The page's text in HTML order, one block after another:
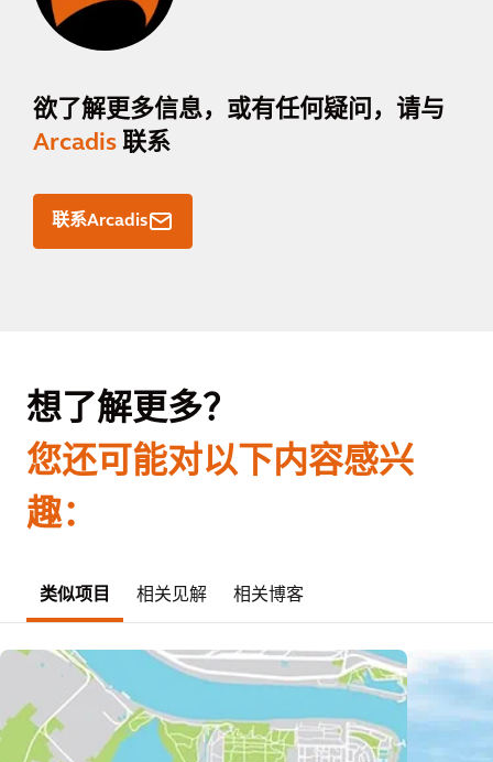
欲了解更多信息，或有任何疑问，请与
Arcadis 联系
联系Arcadis
想了解更多？
您还可能对以下内容感兴
趣：
类似项目 相关见解 相关博客